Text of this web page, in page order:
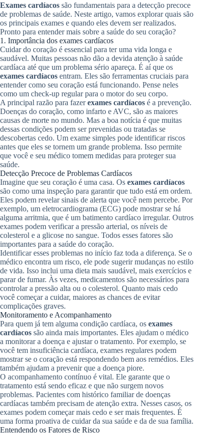
Exames cardíacos são fundamentais para a detecção precoce
de problemas de saúde. Neste artigo, vamos explorar quais são
os principais exames e quando eles devem ser realizados.
Pronto para entender mais sobre a saúde do seu coração?
1. Importância dos exames cardíacos
Cuidar do coração é essencial para ter uma vida longa e
saudável. Muitas pessoas não dão a devida atenção à saúde
cardíaca até que um problema sério apareça. É aí que os
exames cardíacos entram. Eles são ferramentas cruciais para
entender como seu coração está funcionando. Pense neles
como um check-up regular para o motor do seu corpo.
A principal razão para fazerexames cardíacos é a prevenção.
Doenças do coração, como infarto e AVC, são as maiores
causas de morte no mundo. Mas a boa notícia é que muitas
dessas condições podem ser prevenidas ou tratadas se
descobertas cedo. Um exame simples pode identificar riscos
antes que eles se tornem um grande problema. Isso permite
que você e seu médico tomem medidas para proteger sua
saúde.
Detecção Precoce de Problemas Cardíacos
Imagine que seu coração é uma casa. Os exames cardíacos
são como uma inspeção para garantir que tudo está em ordem.
Eles podem revelar sinais de alerta que você nem percebe. Por
exemplo, um eletrocardiograma (ECG) pode mostrar se há
alguma arritmia, que é um batimento cardíaco irregular. Outros
exames podem verificar a pressão arterial, os níveis de
colesterol e a glicose no sangue. Todos esses fatores são
importantes para a saúde do coração.
Identificar esses problemas no início faz toda a diferença. Se o
médico encontra um risco, ele pode sugerir mudanças no estilo
de vida. Isso inclui uma dieta mais saudável, mais exercícios e
parar de fumar. Às vezes, medicamentos são necessários para
controlar a pressão alta ou o colesterol. Quanto mais cedo
você começar a cuidar, maiores as chances de evitar
complicações graves.
Monitoramento e Acompanhamento
Para quem já tem alguma condição cardíaca, os exames
cardíacos são ainda mais importantes. Eles ajudam o médico
a monitorar a doença e ajustar o tratamento. Por exemplo, se
você tem insuficiência cardíaca, exames regulares podem
mostrar se o coração está respondendo bem aos remédios. Eles
também ajudam a prevenir que a doença piore.
O acompanhamento contínuo é vital. Ele garante que o
tratamento está sendo eficaz e que não surgem novos
problemas. Pacientes com histórico familiar de doenças
cardíacas também precisam de atenção extra. Nesses casos, os
exames podem começar mais cedo e ser mais frequentes. É
uma forma proativa de cuidar da sua saúde e da de sua família.
Entendendo os Fatores de Risco